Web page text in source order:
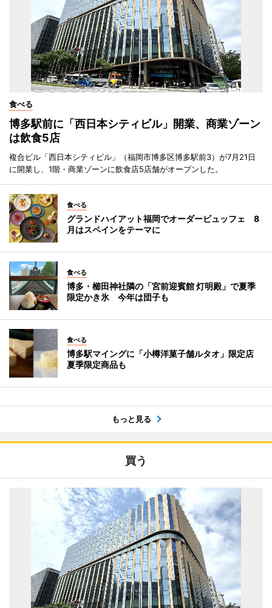
食べる
博多駅前に「西日本シティビル」開業、商業ゾーン
は飲食5店
複合ビル「西日本シティビル」（福岡市博多区博多駅前3）が7月21日
に開業し、1階・商業ゾーンに飲食店5店舗がオープンした。
食べる
グランドハイアット福岡でオーダービュッフェ 8
月はスペインをテーマに
食べる
博多・櫛田神社隣の「宮前迎賓館 灯明殿」で夏季
限定かき氷 今年は団子も
食べる
博多駅マイングに「小樽洋菓子舗ルタオ」限定店
夏季限定商品も
もっと見る
買う